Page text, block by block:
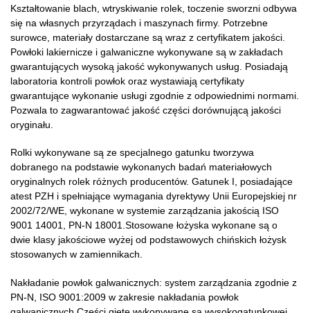
Kształtowanie blach, wtryskiwanie rolek, toczenie sworzni odbywa
się na własnych przyrządach i maszynach firmy. Potrzebne
surowce, materiały dostarczane są wraz z certyfikatem jakości.
Powłoki lakiernicze i galwaniczne wykonywane są w zakładach
gwarantujących wysoką jakość wykonywanych usług. Posiadają
laboratoria kontroli powłok oraz wystawiają certyfikaty
gwarantujące wykonanie usługi zgodnie z odpowiednimi normami.
Pozwala to zagwarantować jakość części dorównującą jakości
oryginału.
Rolki wykonywane są ze specjalnego gatunku tworzywa
dobranego na podstawie wykonanych badań materiałowych
oryginalnych rolek różnych producentów. Gatunek I, posiadające
atest PZH i spełniające wymagania dyrektywy Unii Europejskiej nr
2002/72/WE, wykonane w systemie zarządzania jakością ISO
9001 14001, PN-N 18001.Stosowane łożyska wykonane są o
dwie klasy jakościowe wyżej od podstawowych chińskich łożysk
stosowanych w zamiennikach.
Nakładanie powłok galwanicznych: system zarządzania zgodnie z
PN-N, ISO 9001:2009 w zakresie nakładania powłok